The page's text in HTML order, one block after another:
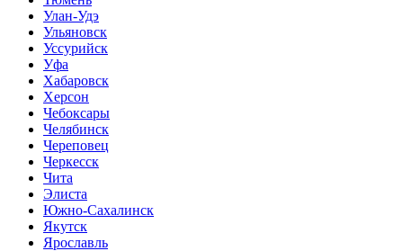
Улан-Удэ
Ульяновск
Уссурийск
Уфа
Хабаровск
Херсон
Чебоксары
Челябинск
Череповец
Черкесск
Чита
Элиста
Южно-Сахалинск
Якутск
Ярославль